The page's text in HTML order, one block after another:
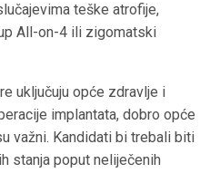
teške atrofije,
All-on-4 ili zigomatski
uključuju opće zdravlje i
implantata, dobro opće
važni. Kandidati bi trebali biti
stanja poput neliječenih